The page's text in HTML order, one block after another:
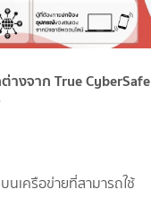
างจาก True CyberSafe
เครือข่ายที่สามารถใช้